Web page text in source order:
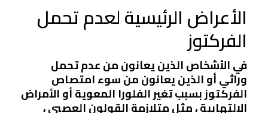
الأعراض الرئيسية لعدم تحمل
الفركتوز
في الأشخاص الذين يعانون من عدم تحمل
وراثي أو الذين يعانون من سوء امتصاص
الفركتوز بسبب تغير الفلورا المعوية أو الأمراض
الالتهابية ، مثل متلازمة القولون العصبي ،